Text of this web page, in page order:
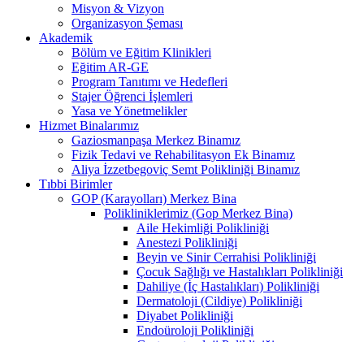
Misyon & Vizyon
Organizasyon Şeması
Akademik
Bölüm ve Eğitim Klinikleri
Eğitim AR-GE
Program Tanıtımı ve Hedefleri
Stajer Öğrenci İşlemleri
Yasa ve Yönetmelikler
Hizmet Binalarımız
Gaziosmanpaşa Merkez Binamız
Fizik Tedavi ve Rehabilitasyon Ek Binamız
Aliya İzzetbegoviç Semt Polikliniği Binamız
Tıbbi Birimler
GOP (Karayolları) Merkez Bina
Polikliniklerimiz (Gop Merkez Bina)
Aile Hekimliği Polikliniği
Anestezi Polikliniği
Beyin ve Sinir Cerrahisi Polikliniği
Çocuk Sağlığı ve Hastalıkları Polikliniği
Dahiliye (İç Hastalıkları) Polikliniği
Dermatoloji (Cildiye) Polikliniği
Diyabet Polikliniği
Endoüroloji Polikliniği